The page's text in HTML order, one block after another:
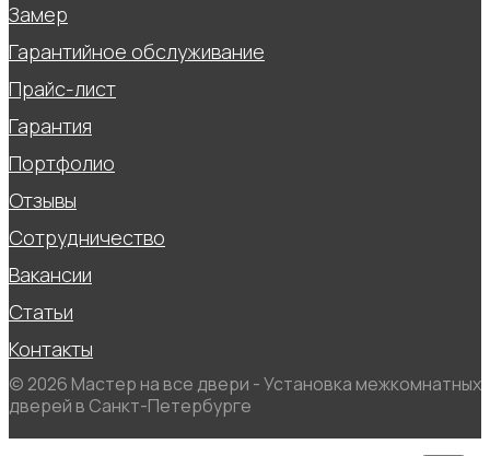
Замер
Гарантийное обслуживание
Прайс-лист
Гарантия
Портфолио
Отзывы
Сотрудничество
Вакансии
Статьи
Контакты
© 2026 Мастер на все двери - Установка межкомнатных
дверей в Санкт-Петербурге